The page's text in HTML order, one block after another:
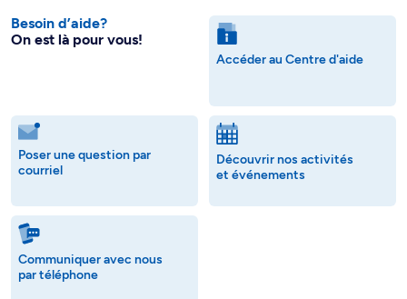
Besoin d’aide?
On est là pour vous!
Accéder au Centre d'aide
Poser une question par
courriel
Découvrir nos activités
et événements
Communiquer avec nous
par téléphone